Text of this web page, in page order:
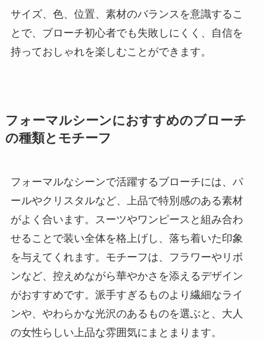
サイズ、色、位置、素材のバランスを意識するこ
とで、ブローチ初心者でも失敗しにくく、自信を
持っておしゃれを楽しむことができます。
フォーマルシーンにおすすめのブローチ
の種類とモチーフ
フォーマルなシーンで活躍するブローチには、パ
ールやクリスタルなど、上品で特別感のある素材
がよく合います。スーツやワンピースと組み合わ
せることで装い全体を格上げし、落ち着いた印象
を与えてくれます。モチーフは、フラワーやリボ
ンなど、控えめながら華やかさを添えるデザイン
がおすすめです。派手すぎるものより繊細なライ
ンや、やわらかな光沢のあるものを選ぶと、大人
の女性らしい上品な雰囲気にまとまります。